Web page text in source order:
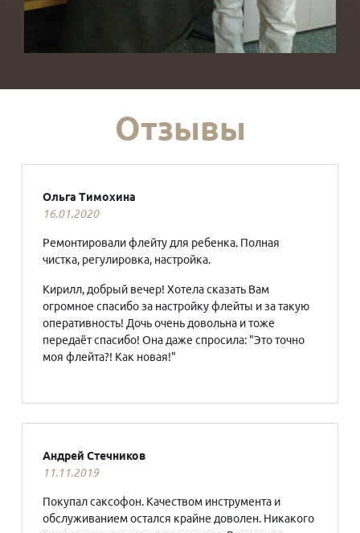
Отзывы
Ольга Тимохина
16.01.2020
Ремонтировали флейту для ребенка. Полная
чистка, регулировка, настройка.
Кирилл, добрый вечер! Хотела сказать Вам
огромное спасибо за настройку флейты и за такую
оперативность! Дочь очень довольна и тоже
передаёт спасибо! Она даже спросила: "Это точно
моя флейта?! Как новая!"
Андрей Стечников
11.11.2019
Покупал саксофон. Качеством инструмента и
обслуживанием остался крайне доволен. Никакого